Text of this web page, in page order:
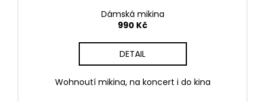
Dámská mikina
990 Kč
DETAIL
Wohnoutí mikina, na koncert i do kina